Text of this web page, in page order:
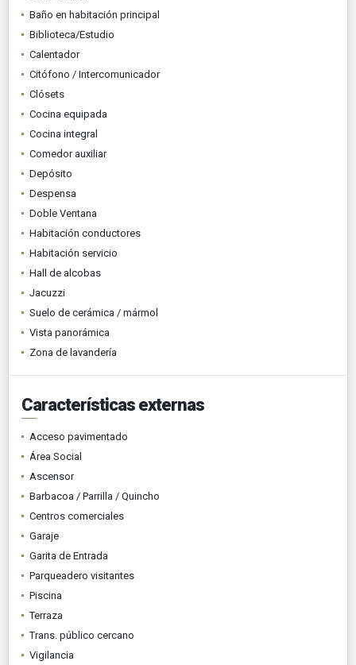
Baño en habitación principal
Biblioteca/Estudio
Calentador
Citófono / Intercomunicador
Clósets
Cocina equipada
Cocina integral
Comedor auxiliar
Depósito
Despensa
Doble Ventana
Habitación conductores
Habitación servicio
Hall de alcobas
Jacuzzi
Suelo de cerámica / mármol
Vista panorámica
Zona de lavandería
Características externas
Acceso pavimentado
Área Social
Ascensor
Barbacoa / Parrilla / Quincho
Centros comerciales
Garaje
Garita de Entrada
Parqueadero visitantes
Piscina
Terraza
Trans. público cercano
Vigilancia